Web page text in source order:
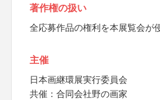
著作権の扱い
全応募作品の権利を本展覧会が
主催
日本画継環展実行委員会
共催：合同会社野の画家